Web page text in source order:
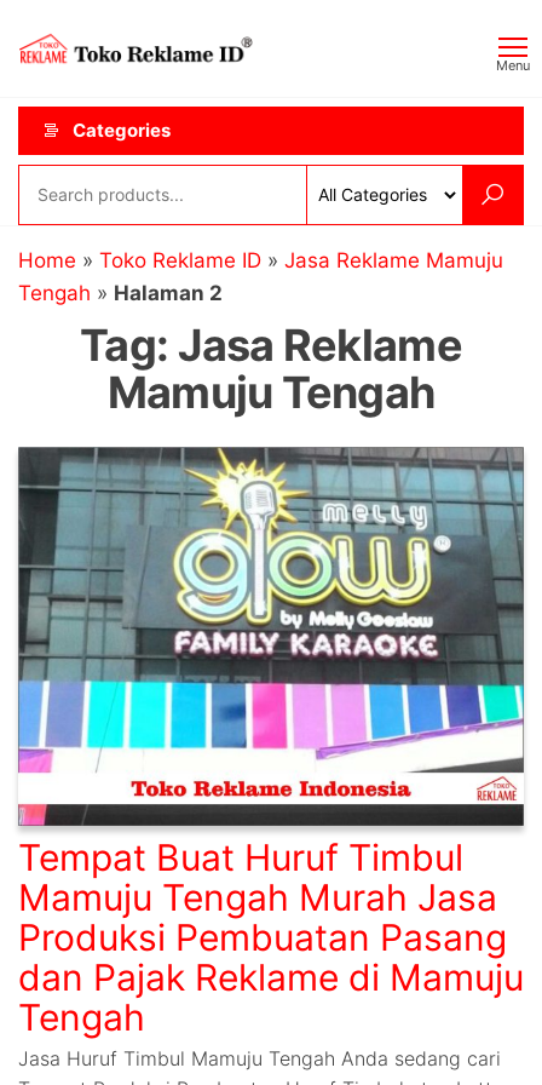
content
ID
Menu
Categories
Home » Toko Reklame ID » Jasa Reklame Mamuju
Tengah » Halaman 2
Tag: Jasa Reklame
Mamuju Tengah
Tempat Buat Huruf Timbul
Mamuju Tengah Murah Jasa
Produksi Pembuatan Pasang
dan Pajak Reklame di Mamuju
Tengah
Jasa Huruf Timbul Mamuju Tengah Anda sedang cari